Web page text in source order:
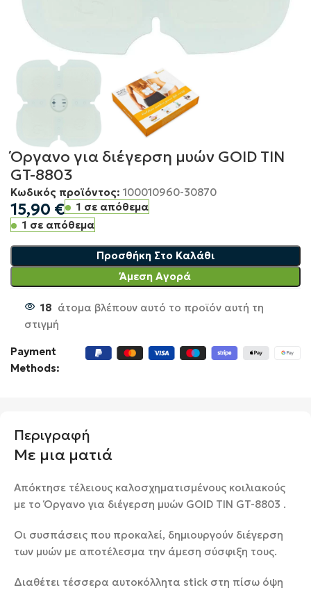
Όργανο για διέγερση μυών GOID TIN
GT-8803
Κωδικός προϊόντος: 100010960-30870
15,90 €
1 σε απόθεμα
1 σε απόθεμα
Προσθήκη Στο Καλάθι
Άμεση Αγορά
18 άτομα βλέπουν αυτό το προϊόν αυτή τη
στιγμή
Payment
Methods:
Περιγραφή
Με μια ματιά
Απόκτησε τέλειους καλοσχηματισμένους κοιλιακούς
με το Όργανο για διέγερση μυών GOID TIN GT-8803 .
Οι συσπάσεις που προκαλεί, δημιουργούν διέγερση
των μυών με αποτέλεσμα την άμεση σύσφιξη τους.
Διαθέτει τέσσερα αυτοκόλλητα stick στη πίσω όψη